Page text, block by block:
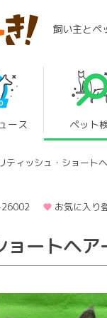
飼い主とペ
ース ペット
ティッシュ・ショート
26002 お気に入
ートヘ